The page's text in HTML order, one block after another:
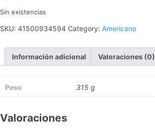
Sin existencias
SKU: 41500934594 Category: Americano
Información adicional Valoraciones (0)
Peso 315 g
Valoraciones